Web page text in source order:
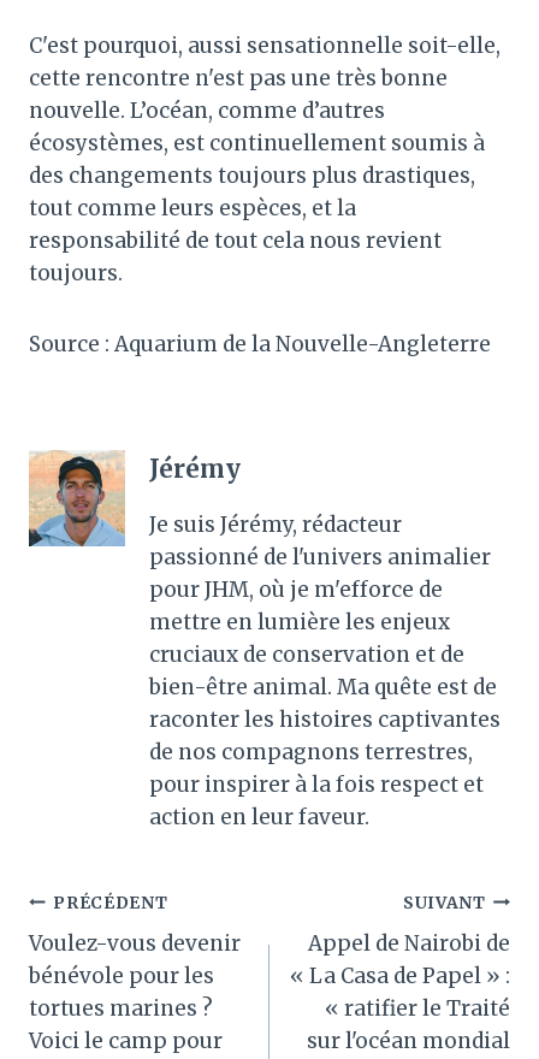
C'est pourquoi, aussi sensationnelle soit-elle,
cette rencontre n'est pas une très bonne
nouvelle. L’océan, comme d’autres
écosystèmes, est continuellement soumis à
des changements toujours plus drastiques,
tout comme leurs espèces, et la
responsabilité de tout cela nous revient
toujours.
Source : Aquarium de la Nouvelle-Angleterre
Jérémy
Je suis Jérémy, rédacteur
passionné de l'univers animalier
pour JHM, où je m'efforce de
mettre en lumière les enjeux
cruciaux de conservation et de
bien-être animal. Ma quête est de
raconter les histoires captivantes
de nos compagnons terrestres,
pour inspirer à la fois respect et
action en leur faveur.
Navigation
de
l’article
PRÉCÉDENT
Voulez-vous devenir
bénévole pour les
tortues marines ?
Voici le camp pour
SUIVANT
Appel de Nairobi de
« La Casa de Papel » :
« ratifier le Traité
sur l'océan mondial